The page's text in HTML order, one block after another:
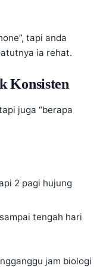
tapi anda
ia rehat.
Konsisten
juga “berapa
2 pagi hujung
tengah hari
jam biologi